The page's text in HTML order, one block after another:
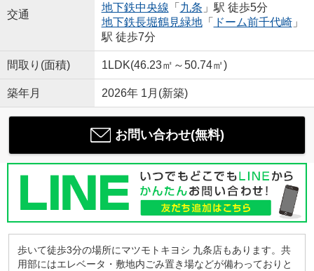
交通
地下鉄中央線 「 九条 」駅 徒歩5分
地下鉄長堀鶴見緑地「 ドーム前千代崎」
駅 徒歩7分
間取り(面積) 1LDK(46.23㎡～50.74㎡)
築年月 2026年 1月(新築)
お問い合わせ(無料)
歩いて徒歩3分の場所にマツモトキヨシ 九条店もあります。共
用部にはエレベータ・敷地内ごみ置き場などが備わっておりと